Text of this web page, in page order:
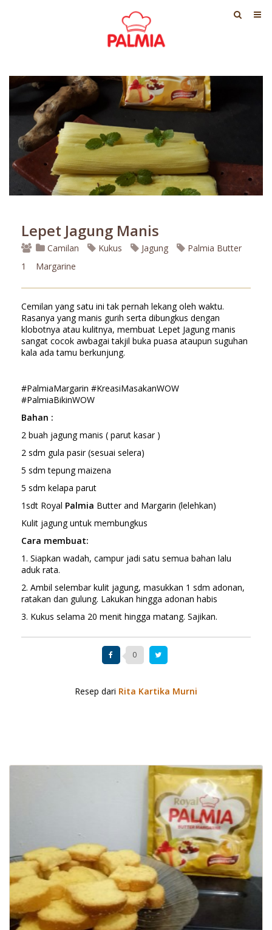
Lepet Jagung Manis
1
Camilan Kukus Jagung
Palmia Butter
Margarine
Cemilan yang satu ini tak pernah lekang oleh waktu.
Rasanya yang manis gurih serta dibungkus dengan
klobotnya atau kulitnya, membuat Lepet Jagung manis
sangat cocok awbagai takjil buka puasa ataupun suguhan
kala ada tamu berkunjung.
#PalmiaMargarin #KreasiMasakanWOW
#PalmiaBikinWOW
Bahan :
2 buah jagung manis ( parut kasar )
2 sdm gula pasir (sesuai selera)
5 sdm tepung maizena
5 sdm kelapa parut
1sdt Royal Palmia Butter and Margarin (lelehkan)
Kulit jagung untuk membungkus
Cara membuat:
1. Siapkan wadah, campur jadi satu semua bahan lalu
aduk rata.
2. Ambil selembar kulit jagung, masukkan 1 sdm adonan,
ratakan dan gulung. Lakukan hingga adonan habis
3. Kukus selama 20 menit hingga matang. Sajikan.
0
Resep dari Rita Kartika Murni